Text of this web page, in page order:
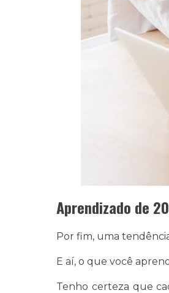
Aprendizado de
Por fim, uma
E aí, o que você
Tenho certeza que